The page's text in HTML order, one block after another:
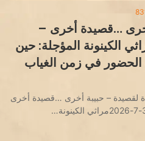
…قصيدة أخرى –
الكينونة المؤجلة: حين
في زمن الغياب
لقصيدة – حبيبة أخرى …قصيدة أخرى